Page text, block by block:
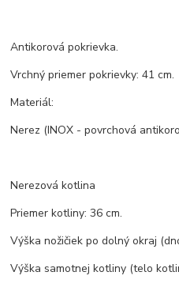
Antikorová pokrievka.
Vrchný priemer pokrievky: 41 cm.
Materiál:
Nerez (INOX - povrchová
Nerezová kotlina
Priemer kotliny: 36 cm.
Výška nožičiek po dolný okraj
Výška samotnej kotliny (telo